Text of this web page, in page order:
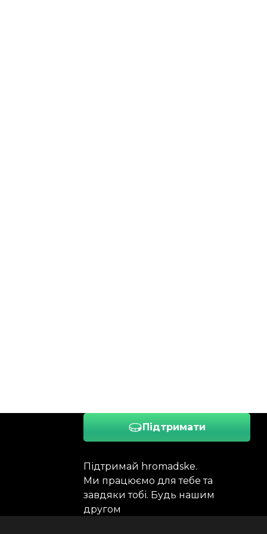
Підтримати
Підтримай hromadske.
Ми працюємо для тебе та
завдяки тобі. Будь нашим
другом